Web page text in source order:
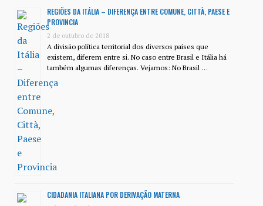
REGIÕES DA ITÁLIA – DIFERENÇA ENTRE COMUNE, CITTÀ, PAESE E
PROVINCIA
2 de outubro de 2018
A divisão política territorial dos diversos países que
existem, diferem entre si. No caso entre Brasil e Itália há
também algumas diferenças. Vejamos: No Brasil …
CIDADANIA ITALIANA POR DERIVAÇÃO MATERNA